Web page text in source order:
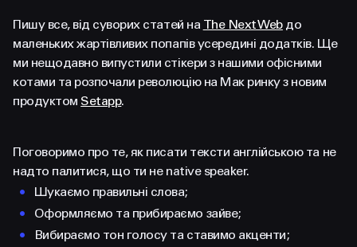
Пишу все, від суворих статей на The Next Webдо
маленьких жартівливих попапів усередині додатків. Ще
ми нещодавно випустили стікери з нашими офісними
котами та розпочали революцію на Мак ринку з новим
продуктом Setapp.
Поговоримо про те, як писати тексти англійською та не
надто палитися, що ти не native speaker.
Шукаємо правильні слова;
Оформляємо та прибираємо зайве;
Вибираємо тон голосу та ставимо акценти;